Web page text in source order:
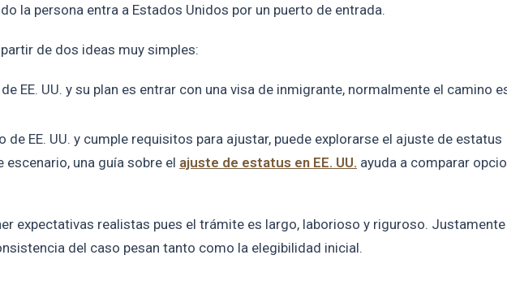
la persona entra a Estados Unidos por un puerto de entrada.
de dos ideas muy simples:
EE. UU. y su plan es entrar con una visa de inmigrante, normalmente el camino
de EE. UU. y cumple requisitos para ajustar, puede explorarse el ajuste de estatus
escenario, una guía sobre el ajuste de estatus en EE. UU. ayuda a comparar
expectativas realistas pues el trámite es largo, laborioso y riguroso.
del caso pesan tanto como la elegibilidad inicial.